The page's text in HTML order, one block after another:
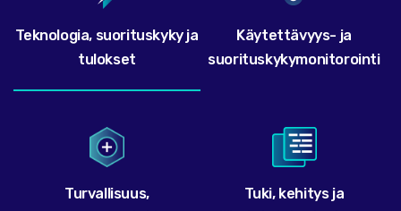
Teknologia, suorituskyky ja
tulokset
Käytettävyys- ja
suorituskykymonitorointi
Turvallisuus,
Tuki, kehitys ja